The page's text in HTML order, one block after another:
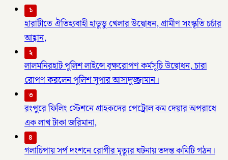
১
হারাটীতে ঐতিহ্যবাহী হাডুডু খেলার উদ্বোধন, গ্রামীণ সংস্কৃতি চর্চার
আহ্বান,
২
লালমনিরহাট পুলিশ লাইন্সে বৃক্ষরোপণ কর্মসূচি উদ্বোধন, চারা
রোপণ করলেন পুলিশ সুপার আসাদুজ্জামান।
৩
রংপুরে ফিলিং স্টেশনে গ্রাহকদের পেট্রোল কম দেয়ার অপরাধে
এক লাখ টাকা জরিমানা,
৪
গলাচিপায় সর্প দংশনে রোগীর মৃত্যুর ঘটনায় তদন্ত কমিটি গঠন।